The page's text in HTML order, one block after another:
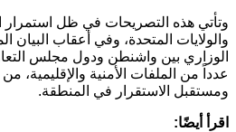
وتأتي هذه التصريحات في ظل استمرار
والولايات المتحدة، وفي أعقاب البيان
الوزاري بين واشنطن ودول مجلس
عدداً من الملفات الأمنية والإقليمية،
ومستقبل الاستقرار في المنطقة.
اقرأ أيضًا: